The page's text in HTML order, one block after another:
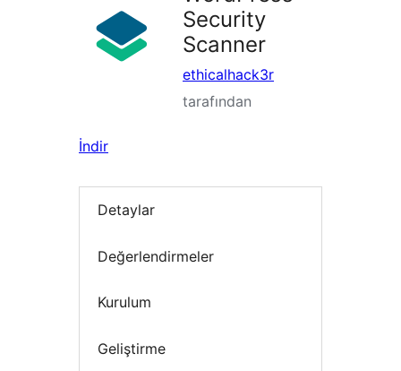
Security
Scanner
ethicalhack3r
tarafından
İndir
Detaylar
Değerlendirmeler
Kurulum
Geliştirme